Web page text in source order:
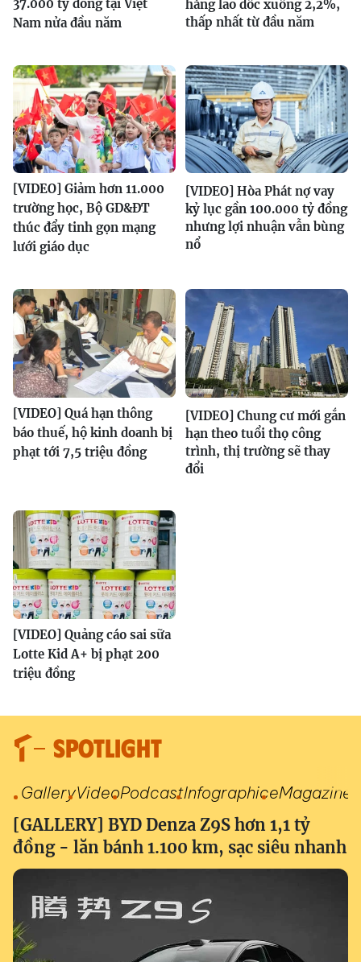
37.000 tỷ đồng tại Việt
Nam nửa đầu năm
hàng lao dốc xuống 2,2%,
thấp nhất từ đầu năm
[VIDEO] Giảm hơn 11.000
trường học, Bộ GD&ĐT
thúc đẩy tinh gọn mạng
lưới giáo dục
[VIDEO] Hòa Phát nợ vay
kỷ lục gần 100.000 tỷ đồng
nhưng lợi nhuận vẫn bùng
nổ
[VIDEO] Quá hạn thông
báo thuế, hộ kinh doanh bị
phạt tới 7,5 triệu đồng
[VIDEO] Chung cư mới gắn
hạn theo tuổi thọ công
trình, thị trường sẽ thay
đổi
[VIDEO] Quảng cáo sai sữa
Lotte Kid A+ bị phạt 200
triệu đồng
SPOTLIGHT
GalleryVideoPodcastInfographiceMagazine
[GALLERY] BYD Denza Z9S hơn 1,1 tỷ
đồng - lăn bánh 1.100 km, sạc siêu nhanh